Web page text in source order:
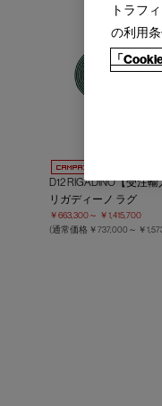
D12 RIGADINO【受注輸
リガディーノ ラグ
￥663,300～ ￥1,415,700
(通常価格 ￥737,000～ ￥
トラフ
の利用
「